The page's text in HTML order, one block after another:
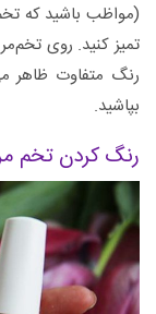
(مواظب باشید که
تمیز کنید. روی
رنگ متفاوت ظاهر
بپاشید.
رنگ کردن تخم